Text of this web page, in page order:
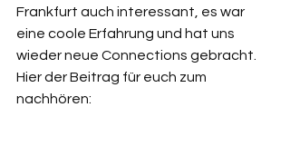
Frankfurt auch interessant, es war
eine coole Erfahrung und hat uns
wieder neue Connections gebracht.
Hier der Beitrag für euch zum
nachhören: